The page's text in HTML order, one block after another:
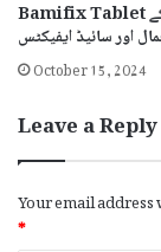
Bamifix Tablet کیا ہے اور اس کے
اور سائیڈ ایفیکٹس
October 15, 2024
Leave a Reply
Your email
*